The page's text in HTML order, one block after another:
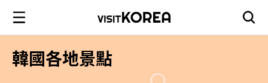
韓國各地景點